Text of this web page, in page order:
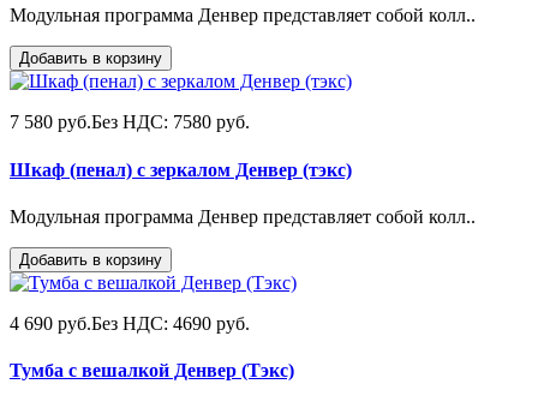
Модульная программа Денвер представляет собой колл..
Добавить в корзину
7 580 руб.Без НДС: 7580 руб.
Шкаф (пенал) с зеркалом Денвер (тэкс)
Модульная программа Денвер представляет собой колл..
Добавить в корзину
4 690 руб.Без НДС: 4690 руб.
Тумба с вешалкой Денвер (Тэкс)